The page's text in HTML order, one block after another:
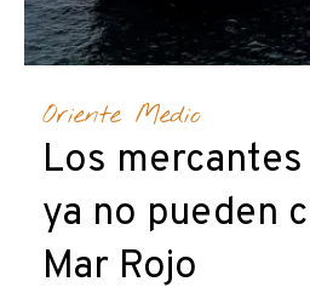
Oriente Medio
Los
ya no pueden
Mar Rojo